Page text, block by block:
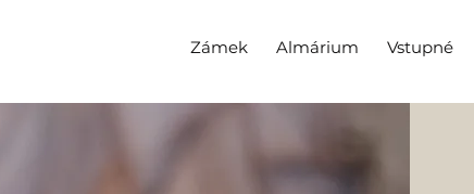
Zámek Almárium Vstupné